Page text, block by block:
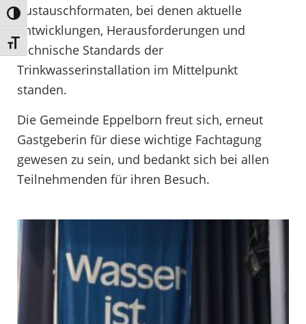
Umschalten auf hohe Kontraste
Schrift vergrößern
Austauschformaten, bei denen aktuelle
Entwicklungen, Herausforderungen und
technische Standards der
Trinkwasserinstallation im Mittelpunkt
standen.
Die Gemeinde Eppelborn freut sich, erneut
Gastgeberin für diese wichtige Fachtagung
gewesen zu sein, und bedankt sich bei allen
Teilnehmenden für ihren Besuch.